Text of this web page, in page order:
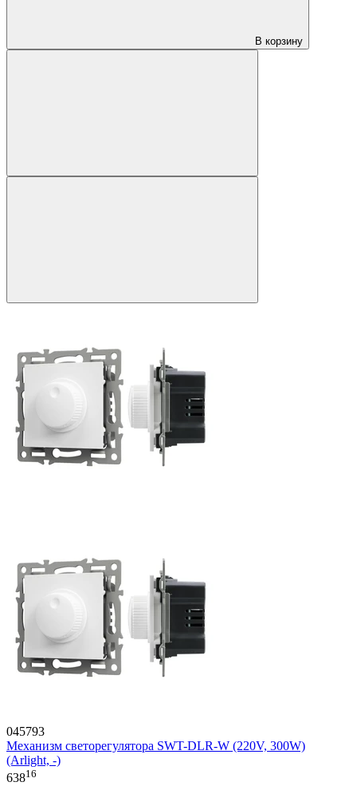
В корзину
045793
Механизм светорегулятора SWT-DLR-W (220V, 300W)
(Arlight, -)
63816